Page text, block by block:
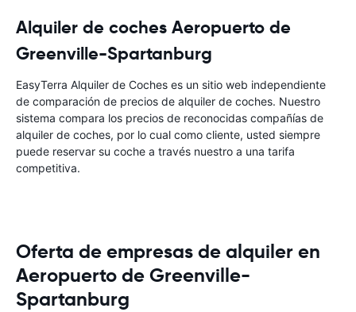
Alquiler de coches Aeropuerto de
Greenville-Spartanburg
EasyTerra Alquiler de Coches es un sitio web independiente
de comparación de precios de alquiler de coches. Nuestro
sistema compara los precios de reconocidas compañías de
alquiler de coches, por lo cual como cliente, usted siempre
puede reservar su coche a través nuestro a una tarifa
competitiva.
Oferta de empresas de alquiler en
Aeropuerto de Greenville-
Spartanburg